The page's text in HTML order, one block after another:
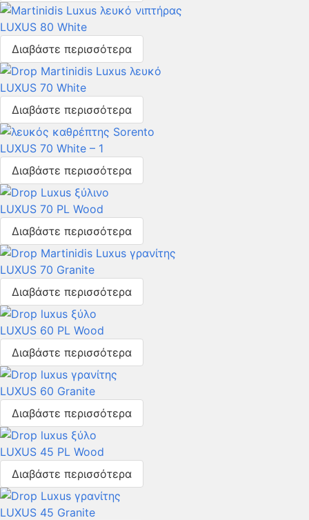
LUXUS 80 White
Διαβάστε περισσότερα
LUXUS 70 White
Διαβάστε περισσότερα
LUXUS 70 White – 1
Διαβάστε περισσότερα
LUXUS 70 PL Wood
Διαβάστε περισσότερα
LUXUS 70 Granite
Διαβάστε περισσότερα
LUXUS 60 PL Wood
Διαβάστε περισσότερα
LUXUS 60 Granite
Διαβάστε περισσότερα
LUXUS 45 PL Wood
Διαβάστε περισσότερα
LUXUS 45 Granite